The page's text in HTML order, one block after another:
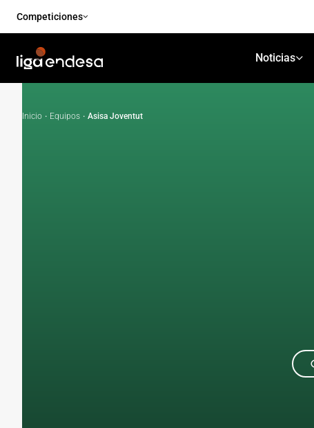
Competiciones
Noticias
Inicio · Equipos · Asisa Joventut